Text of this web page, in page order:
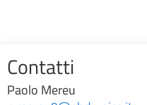
Contatti
Paolo Mereu